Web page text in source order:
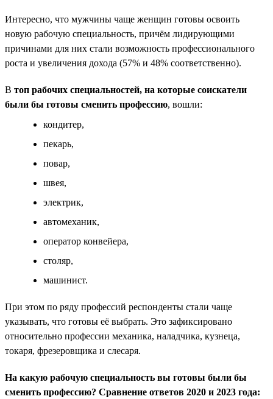
Интересно, что мужчины чаще женщин готовы освоить
новую рабочую специальность, причём лидирующими
причинами для них стали возможность профессионального
роста и увеличения дохода (57% и 48% соответственно).
В топ рабочих специальностей, на которые соискатели
были бы готовы сменить профессию, вошли:
кондитер,
пекарь,
повар,
швея,
электрик,
автомеханик,
оператор конвейера,
столяр,
машинист.
При этом по ряду профессий респонденты стали чаще
указывать, что готовы её выбрать. Это зафиксировано
относительно профессии механика, наладчика, кузнеца,
токаря, фрезеровщика и слесаря.
На какую рабочую специальность вы готовы были бы
сменить профессию? Сравнение ответов 2020 и 2023 года: